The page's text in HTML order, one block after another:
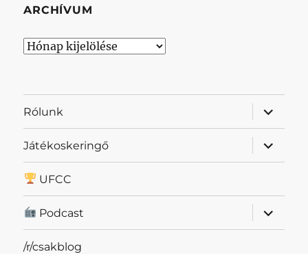
ARCHÍVUM
Archívum
Rólunk
almenü
Játékoskeringő
almenü
UFCC
Podcast
almenü
/r/csakblog